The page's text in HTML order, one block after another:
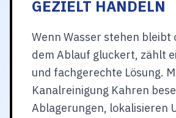
GEZIELT HANDELN
Wenn Wasser stehen bleibt
dem Ablauf gluckert, zählt
und fachgerechte Lösung.
Kanalreinigung Kahren
Ablagerungen, lokalisieren